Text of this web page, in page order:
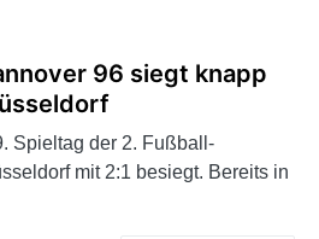
96 siegt knapp
Spieltag der 2. Fußball-
mit 2:1 besiegt. Bereits in